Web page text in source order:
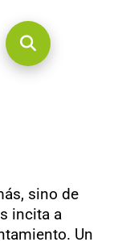
sino de
incita a
Un